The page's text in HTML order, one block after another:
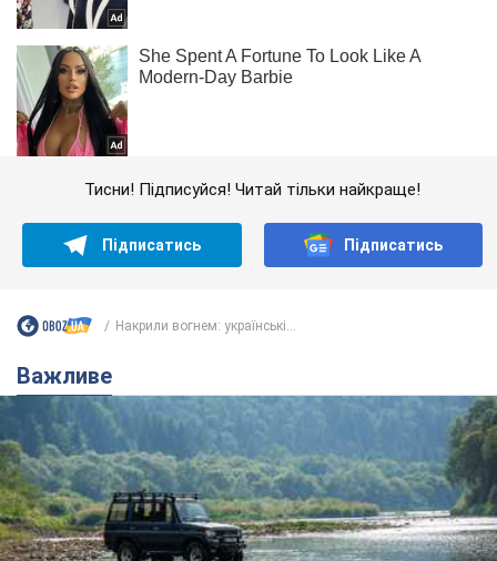
Тисни! Підписуйся! Читай тільки найкраще!
Підписатись Підписатись
Накрили вогнем: українські...
Важливе